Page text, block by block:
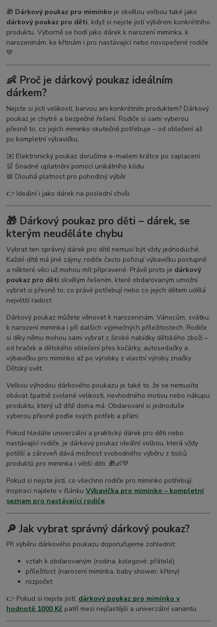
🎁 Dárkový poukaz pro miminko je skvělou volbou také jako
dárkový poukaz pro děti, když si nejste jistí výběrem konkrétního
produktu. Výborně se hodí jako dárek k narození miminka, k
narozeninám, ke křtinám i pro nastávající nebo novopečené rodiče.
💚
👶 Proč je dárkový poukaz ideálním
dárkem?
Nejste si jistí velikostí, barvou ani konkrétním produktem? Dárkový
poukaz je chytré a bezpečné řešení. Rodiče si sami vyberou
přesně to, co jejich miminko skutečně potřebuje – od oblečení až
po kompletní výbavičku.
✉️ Elektronický poukaz doručíme e-mailem krátce po zaplacení
🛒 Snadné uplatnění pomocí unikátního kódu
📅 Dlouhá platnost pro pohodlný výběr
👉 Ideální i jako dárek na poslední chvíli.
🎁 Dárkový poukaz pro děti – dárek, se
kterým neuděláte chybu
Vybrat ten správný dárek pro dítě nemusí být vždy jednoduché.
Každé dítě má jiné zájmy, rodiče často pořizují výbavičku postupně
a některé věci už mohou mít připravené. Právě proto je dárkový
poukaz pro děti skvělým řešením, které obdarovaným umožní
vybrat si přesně to, co právě potřebují nebo co jejich dětem udělá
největší radost.
Dárkový poukaz můžete věnovat k narozeninám, Vánocům, svátku,
k narození miminka i při dalších výjimečných příležitostech. Rodiče
si díky němu mohou sami vybrat z široké nabídky dětského zboží –
od hraček a dětského oblečení přes kočárky, autosedačky a
výbavičku pro miminko až po výrobky z vlastní výroby značky
Dětský svět.
Velkou výhodou dárkového poukazu je také to, že se nemusíte
obávat špatně zvolené velikosti, nevhodného motivu nebo nákupu
produktu, který už dítě doma má. Obdarovaní si jednoduše
vyberou přesně podle svých potřeb a přání.
Pokud hledáte univerzální a praktický dárek pro děti nebo
nastávající rodiče, je dárkový poukaz ideální volbou, která vždy
potěší a zároveň dává možnost svobodného výběru z tisíců
produktů pro miminka i větší děti. 🎁👶💚
Pokud si nejste jistí, co všechno rodiče pro miminko potřebují,
inspiraci najdete v článkuVýbavička pro miminko – kompletní
seznam pro nastávající rodiče.
🔎 Jak vybrat správný dárkový poukaz?
Při výběru dárkového poukazu doporučujeme zohlednit:
vztah k obdarovaným (rodina, kolegové, přátelé)
příležitost (narození miminka, baby shower, křtiny)
rozpočet
👉 Pokud si nejste jistí, dárkový poukaz pro miminko v
hodnotě 1000 Kč patří mezi nejčastější a univerzální variantu.